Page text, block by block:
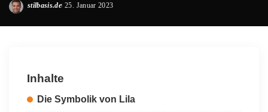
Posted
stilbasis.de 25. Januar 2023
Inhalte
Die Symbolik von Lila